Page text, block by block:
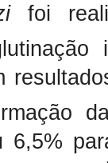
foi
6,5%